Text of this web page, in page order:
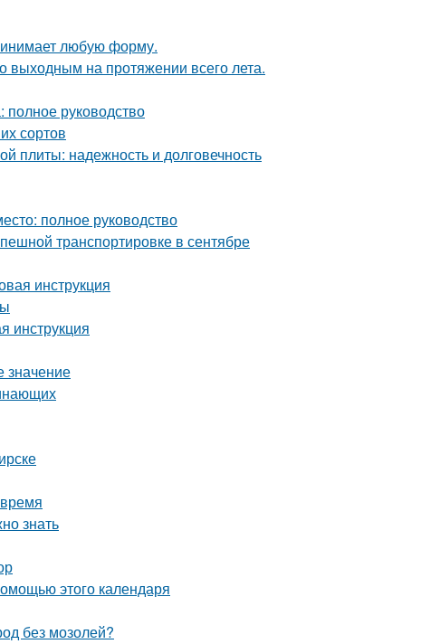
любую форму.
выходным на протяжении всего лета.
полное руководство
сортов
плиты: надежность и долговечность
полное руководство
транспортировке в сентябре
инструкция
инструкция
значение
знать
этого календаря
без мозолей?